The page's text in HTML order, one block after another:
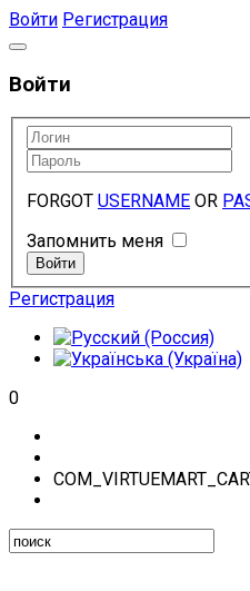
Войти Регистрация
Войти
FORGOT USERNAME OR
Запомнить меня
Регистрация
0